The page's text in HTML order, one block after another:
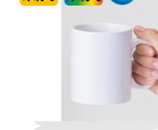
バッグ
子ども食堂への支援
しょうがいしゃ支援